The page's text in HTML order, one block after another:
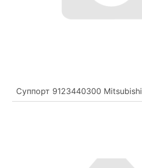
Суппорт 9123440300 Mitsubishi